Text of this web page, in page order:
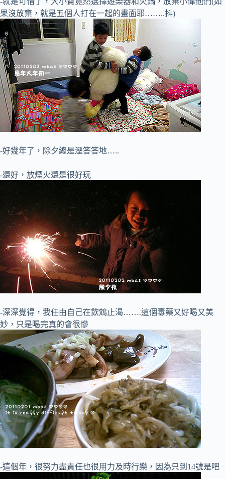
果沒放棄，就是五個人打在一起的畫面耶……..抖)
-好幾年了，除夕總是溼答答地…..
-還好，放煙火還是很好玩
-深深覺得，我任由自己在飲鴆止渴…….這個毒藥又好喝又美
妙，只是喝完真的會很慘
-這個年，很努力盡責任也很用力及時行樂，因為只到14號是吧